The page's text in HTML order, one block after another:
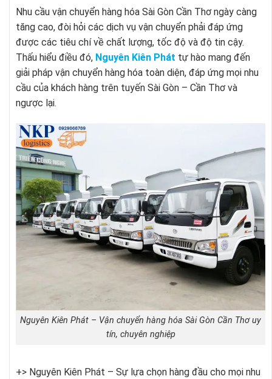
Nhu cầu vận chuyển hàng hóa Sài Gòn Cần Thơ ngày càng
tăng cao, đòi hỏi các dịch vụ vận chuyển phải đáp ứng
được các tiêu chí về chất lượng, tốc độ và độ tin cậy.
Thấu hiểu điều đó, Nguyên Kiên Phát tự hào mang đến
giải pháp vận chuyển hàng hóa toàn diện, đáp ứng mọi nhu
cầu của khách hàng trên tuyến Sài Gòn – Cần Thơ và
ngược lại.
Nguyên Kiên Phát – Vận chuyển hàng hóa Sài Gòn Cần Thơ uy
tín, chuyên nghiệp
+> Nguyên Kiên Phát – Sự lựa chọn hàng đầu cho mọi nhu